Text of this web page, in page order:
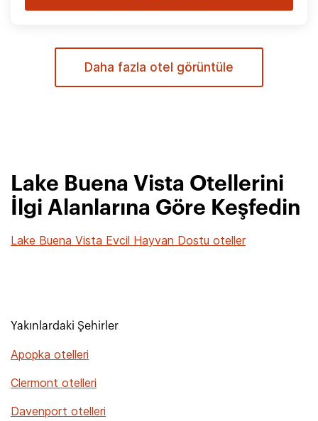
Daha fazla otel görüntüle
Lake Buena Vista Otellerini
İlgi Alanlarına Göre Keşfedin
Lake Buena Vista Evcil Hayvan Dostu oteller
Yakınlardaki Şehirler
Apopka otelleri
Clermont otelleri
Davenport otelleri